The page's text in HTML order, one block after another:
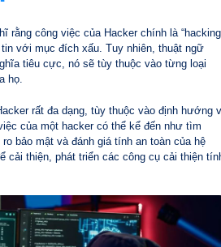
rằng công việc của Hacker chính là
với mục đích xấu. Tuy nhiên, thuật ngữ
tiêu cực, nó sẽ tùy thuộc vào từng loại
họ.
rất đa dạng, tùy thuộc vào định hướng
của một hacker có thể kể đến như tìm
bảo mật và đánh giá tính an toàn của hệ
cải thiện, phát triển các công cụ cải thiện